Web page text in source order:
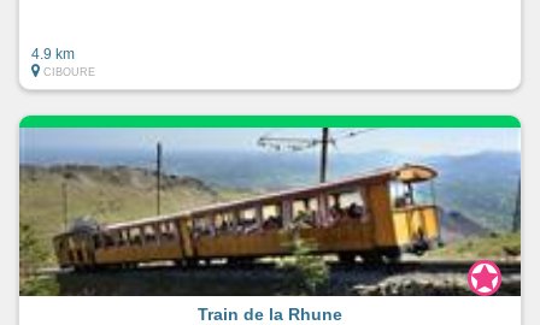
4.9 km
CIBOURE
Train de la Rhune